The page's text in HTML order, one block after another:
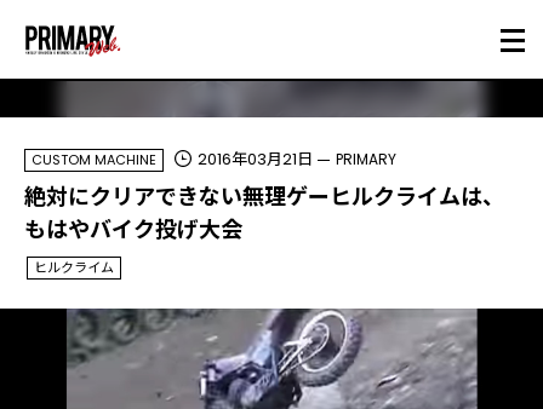
CUSTOM MACHINE 2016年03月21日 PRIMARY
絶対にクリアできない無理ゲーヒルクライムは、
もはやバイク投げ大会
ヒルクライム